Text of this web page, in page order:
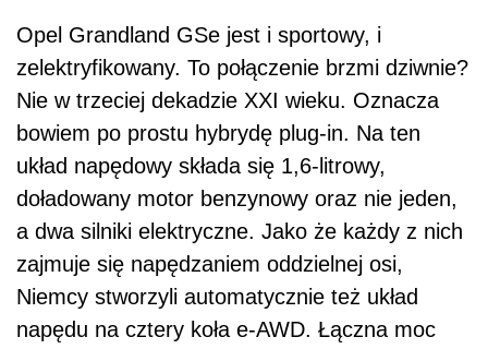
Opel Grandland GSe jest i sportowy, i
zelektryfikowany. To połączenie brzmi dziwnie?
Nie w trzeciej dekadzie XXI wieku. Oznacza
bowiem po prostu hybrydę plug-in. Na ten
układ napędowy składa się 1,6-litrowy,
doładowany motor benzynowy oraz nie jeden,
a dwa silniki elektryczne. Jako że każdy z nich
zajmuje się napędzaniem oddzielnej osi,
Niemcy stworzyli automatycznie też układ
napędu na cztery koła e-AWD. Łączna moc